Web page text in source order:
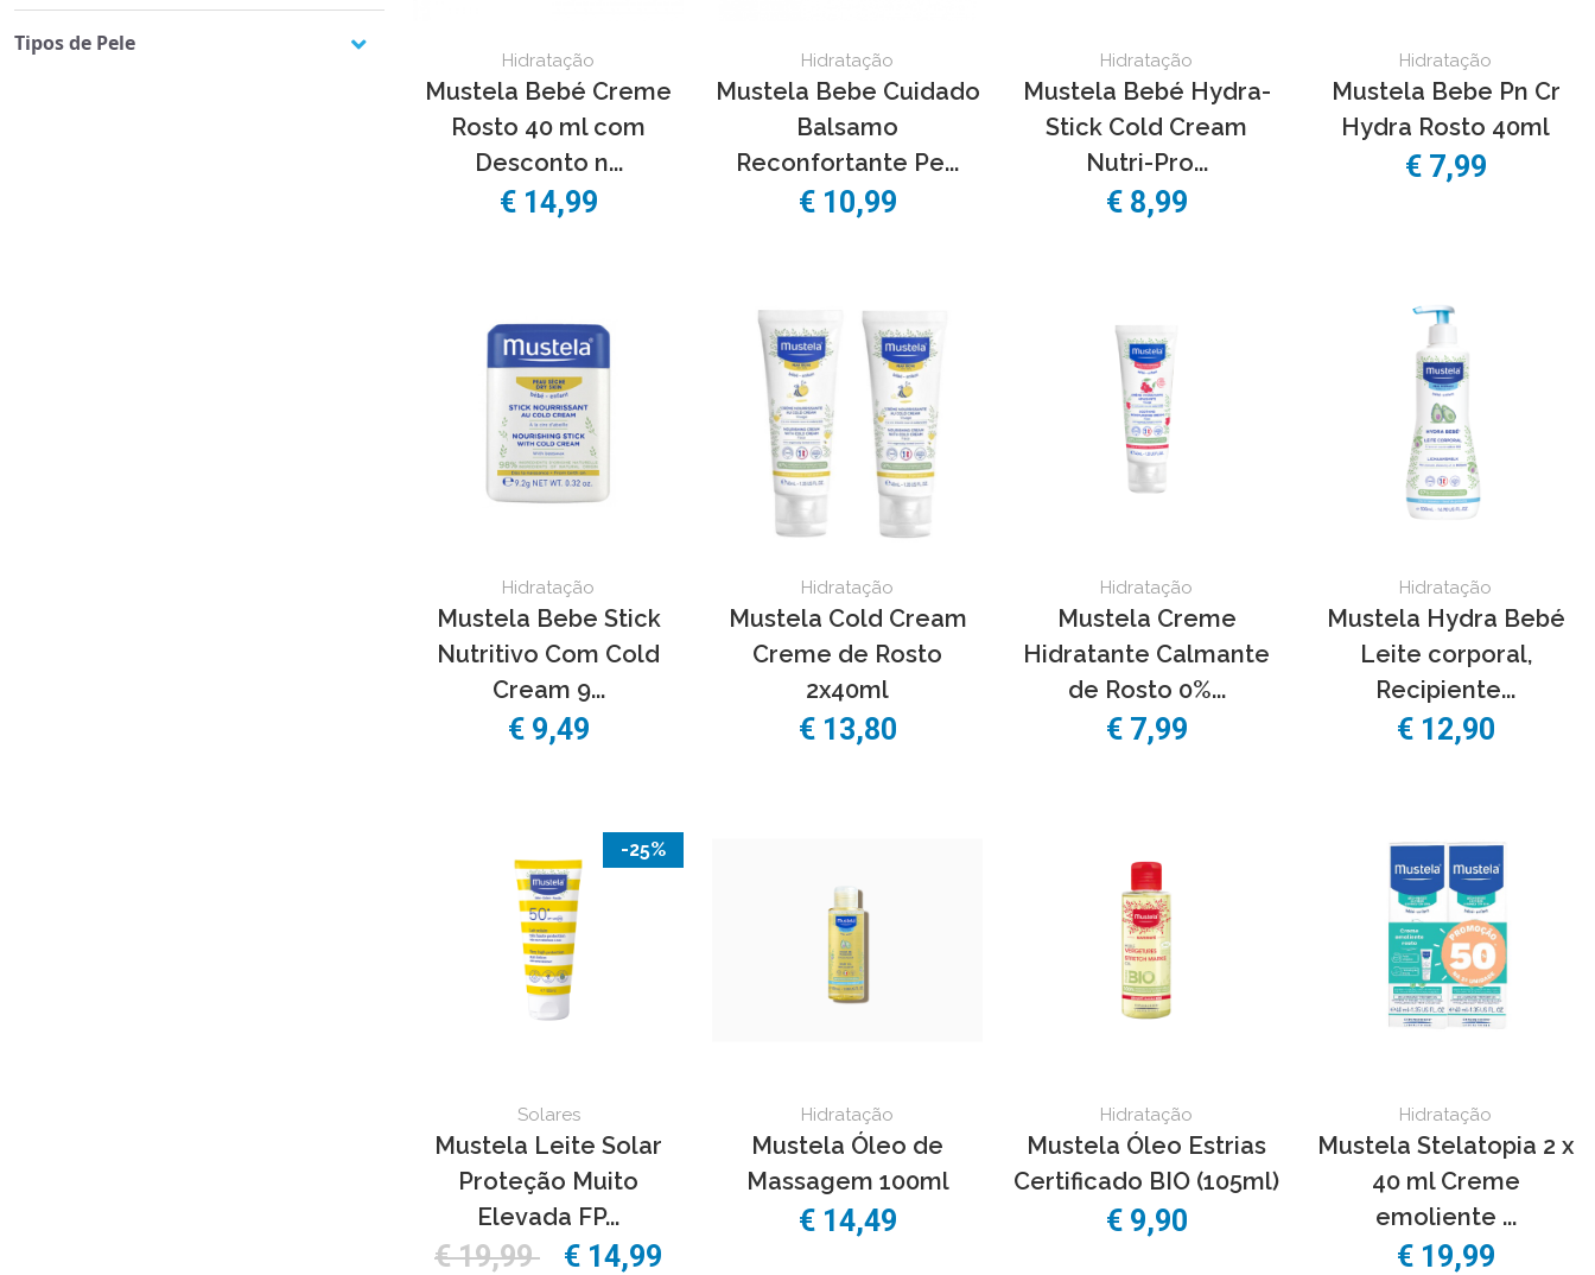
Cremes (1)
Tipos de Pele
Hidratação
Mustela Bebé Creme
Rosto 40 ml com
Desconto n...
€ 14,99
Hidratação
Mustela Bebe Cuidado
Balsamo
Reconfortante Pe...
€ 10,99
Hidratação
Mustela Bebé Hydra-
Stick Cold Cream
Nutri-Pro...
€ 8,99
Hidratação
Mustela Bebe Pn Cr
Hydra Rosto 40ml
€ 7,99
Hidratação
Mustela Bebe Stick
Nutritivo Com Cold
Cream 9...
€ 9,49
Hidratação
Mustela Cold Cream
Creme de Rosto
2x40ml
€ 13,80
Hidratação
Mustela Creme
Hidratante Calmante
de Rosto 0%...
€ 7,99
Hidratação
Mustela Hydra Bebé
Leite corporal,
Recipiente...
€ 12,90
-25%
Solares
Mustela Leite Solar
Proteção Muito
Elevada FP...
€ 19,99 € 14,99
Hidratação
Mustela Óleo de
Massagem 100ml
€ 14,49
Hidratação
Mustela Óleo Estrias
Certificado BIO (105ml)
€ 9,90
Hidratação
Mustela Stelatopia 2 x
40 ml Creme
emoliente ...
€ 19,99